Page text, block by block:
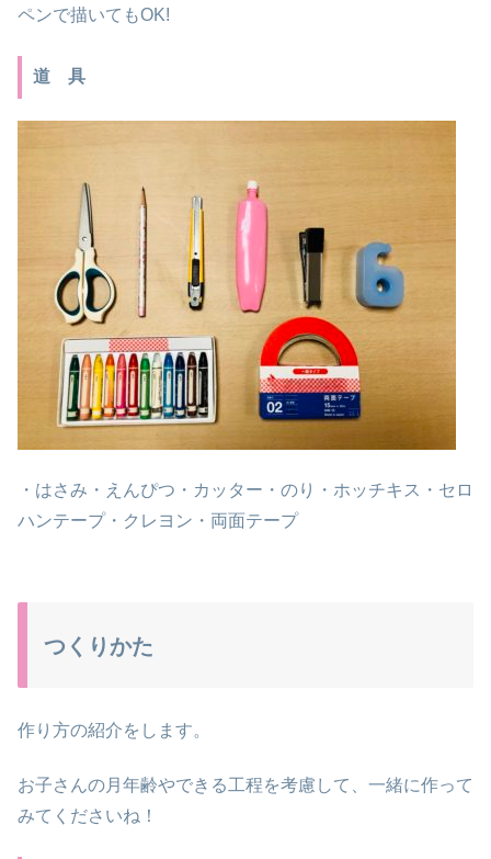
ペンで描いてもOK!
道 具
・はさみ・えんぴつ・カッター・のり・ホッチキス・セロ
ハンテープ・クレヨン・両面テープ
つくりかた
作り方の紹介をします。
お子さんの月年齢やできる工程を考慮して、一緒に作って
みてくださいね！